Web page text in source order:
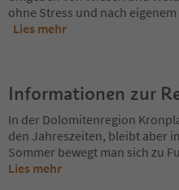
ohne Stress und nach
Lies mehr
Informationen zur
In der Dolomitenregion
den Jahreszeiten, bleibt aber
Sommer bewegt man sich zu
Lies mehr